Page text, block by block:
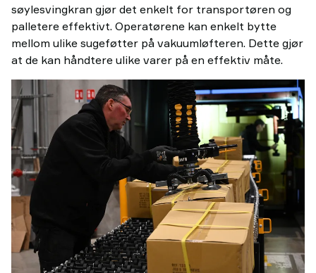
søylesvingkran gjør det enkelt for transportøren og
palletere effektivt. Operatørene kan enkelt bytte
mellom ulike sugeføtter på vakuumløfteren. Dette gjør
at de kan håndtere ulike varer på en effektiv måte.